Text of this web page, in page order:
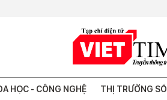
HỌC - CÔNG NGHỆ THỊ TRƯỜNG SỐ